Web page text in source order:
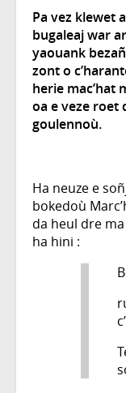
Pa vez klewet
bugaleaj war
yaouank
zont o
herie mac’hat
oa e veze roet
goulennoù.
Ha neuze e
bokedoù
da heul dre
ha hini :